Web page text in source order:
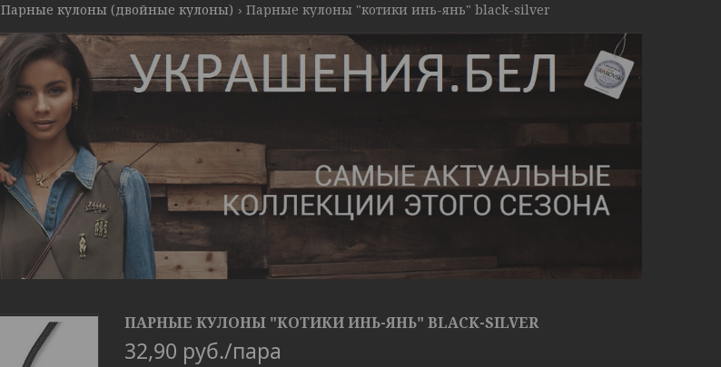
Парные кулоны (двойные кулоны) Парные кулоны "котики инь-янь" black-silver
ПАРНЫЕ КУЛОНЫ "КОТИКИ ИНЬ-ЯНЬ" BLACK-SILVER
32,90 руб./пара